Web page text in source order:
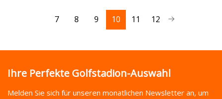
7 8 9 10 11 12
Ihre Perfekte Golfstadion-Auswahl
Melden Sie sich für unseren monatlichen Newsletter an, um